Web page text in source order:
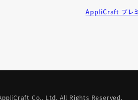
AppliCraft プレ
Co., Ltd. All Rights Reserved.